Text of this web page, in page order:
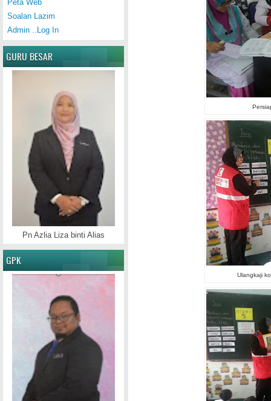
Ulangkaji
Peta Web
Soalan Lazim
Admin ..Log In
GURU BESAR
Pn Azlia Liza binti Alias
GPK